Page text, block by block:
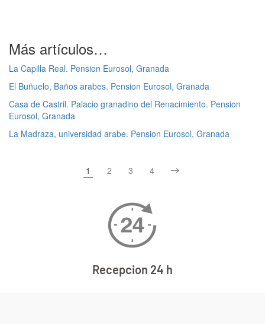
Más artículos…
La Capilla Real. Pension Eurosol, Granada
El Buñuelo, Baños arabes. Pension Eurosol, Granada
Casa de Castril. Palacio granadino del Renacimiento. Pension
Eurosol, Granada
La Madraza, universidad arabe. Pension Eurosol, Granada
1 2 3 4
Wifi Gratis